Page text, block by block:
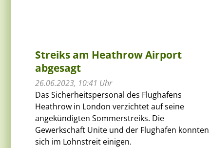
Streiks am Heathrow Airport
abgesagt
26.06.2023, 10:41 Uhr
Das Sicherheitspersonal des Flughafens
Heathrow in London verzichtet auf seine
angekündigten Sommerstreiks. Die
Gewerkschaft Unite und der Flughafen konnten
sich im Lohnstreit einigen.